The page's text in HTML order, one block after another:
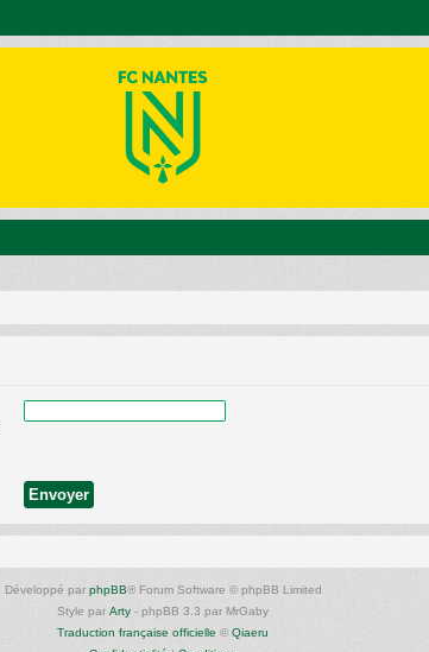
Développé par phpBB® Forum Software © phpBB Limited
Style par Arty - phpBB 3.3 par MrGaby
Traduction française officielle © Qiaeru